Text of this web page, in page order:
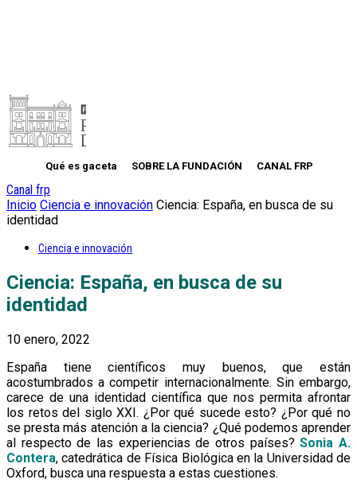
Qué es gaceta SOBRE LA FUNDACIÓN CANAL FRP
Canal frp
Inicio Ciencia e innovación Ciencia: España, en busca de su
identidad
Ciencia e innovación
Ciencia: España, en busca de su
identidad
10 enero, 2022
España tiene científicos muy buenos, que están
acostumbrados a competir internacionalmente. Sin embargo,
carece de una identidad científica que nos permita afrontar
los retos del siglo XXI. ¿Por qué sucede esto? ¿Por qué no
se presta más atención a la ciencia? ¿Qué podemos aprender
al respecto de las experiencias de otros países?Sonia A.
Contera, catedrática de Física Biológica en la Universidad de
Oxford, busca una respuesta a estas cuestiones.